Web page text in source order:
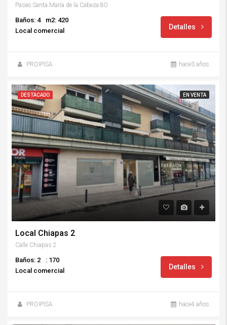
Paseo Santa María de la Cabeza 80
Baños: 4
m2: 420
Local comercial
Detalles
PROIPISA hace3 años
DESTACADO EN VENTA
Local Chiapas 2
Calle Chiapas 2
Baños: 2
: 170
Local comercial
Detalles
PROIPISA hace4 años